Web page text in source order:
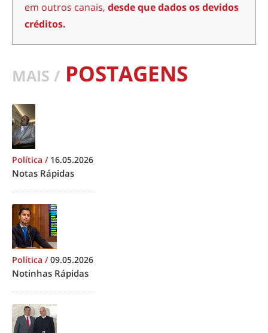
em outros canais, desde que dados os devidos
créditos.
MAIS / POSTAGENS
Política / 16.05.2026
Notas Rápidas
Política /09.05.2026
Notinhas Rápidas